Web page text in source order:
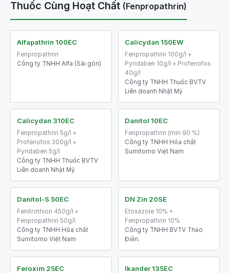
Thuốc Cùng Hoạt Chất (Fenpropathrin)
Alfapathrin 100EC
Fenpropathrin
Công ty TNHH Alfa (Sài gòn)
Calicydan 150EW
Fenpropathrin 100g/l +
Pyridaben 10g/l + Profenofos
40g/l
Công ty TNHH Thuốc BVTV
Liên doanh Nhật Mỹ
Calicydan 310EC
Fenpropathrin 5g/l +
Profenofos 300g/l +
Pyridaben 5g/l
Công ty TNHH Thuốc BVTV
Liên doanh Nhật Mỹ
Danitol 10EC
Fenpropathrin (min 90 %)
Công ty TNHH Hóa chất
Sumitomo Việt Nam
Danitol-S 50EC
Fenitrothion 450g/l +
Fenpropathrin 50g/l
Công ty TNHH Hóa chất
Sumitomo Việt Nam
DN Zin 20SE
Etoxazole 10% +
Fenpropathrin 10%
Công ty TNHH BVTV Thảo
Điền.
Feroxim 25EC Ikander 135EC